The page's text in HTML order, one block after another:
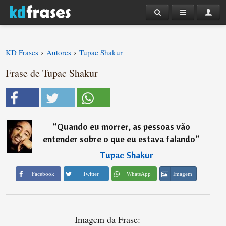
KD Frases › Autores › Tupac Shakur
Frase de Tupac Shakur
“Quando eu morrer, as pessoas vão
entender sobre o que eu estava falando”
―Tupac Shakur
Facebook Twitter WhatsApp Imagem
Imagem da Frase: